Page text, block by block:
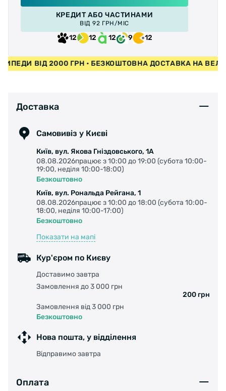
КРЕДИТ АБО ЧАСТИНАМИ
ВІД 92 ГРН/МІС
12 12 12 9 12
ВІД 2000 ГРН • БЕЗКОШТОВНА ДОСТАВКА НА
Доставка
Самовивіз у Києві
Київ, вул. Якова Гніздовського, 1А
08.08.2026працює з 10:00 до 19:00 (субота 10:00-
19:00, неділя 10:00-18:00)
Безкоштовно
Київ, вул. Рональда Рейгана, 1
08.08.2026працює з 10:00 до 18:00 (субота 10:00-
18:00, неділя 10:00-17:00)
Безкоштовно
Показати на мапі
Кур'єром по Києву
Доставимо завтра
Замовлення до 3 000 грн
200 грн
Замовлення від 3 000 грн
Безкоштовно
Нова пошта, у відділення
Відправимо завтра
Оплата